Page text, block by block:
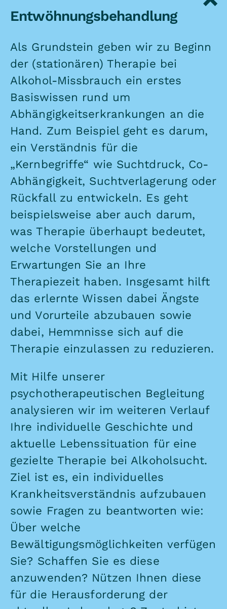
Entwöhnungsbehandlung
Als Grundstein geben wir zu Beginn
der (stationären) Therapie bei
Alkohol-Missbrauch ein erstes
Basiswissen rund um
Abhängigkeitserkrankungen an die
Hand. Zum Beispiel geht es darum,
ein Verständnis für die
„Kernbegriffe“ wie Suchtdruck, Co-
Abhängigkeit, Suchtverlagerung oder
Rückfall zu entwickeln. Es geht
beispielsweise aber auch darum,
was Therapie überhaupt bedeutet,
welche Vorstellungen und
Erwartungen Sie an Ihre
Therapiezeit haben. Insgesamt hilft
das erlernte Wissen dabei Ängste
und Vorurteile abzubauen sowie
dabei, Hemmnisse sich auf die
Therapie einzulassen zu reduzieren.
Mit Hilfe unserer
psychotherapeutischen Begleitung
analysieren wir im weiteren Verlauf
Ihre individuelle Geschichte und
aktuelle Lebenssituation für eine
gezielte Therapie bei Alkoholsucht.
Ziel ist es, ein individuelles
Krankheitsverständnis aufzubauen
sowie Fragen zu beantworten wie:
Über welche
Bewältigungsmöglichkeiten verfügen
Sie? Schaffen Sie es diese
anzuwenden? Nützen Ihnen diese
für die Herausforderung der